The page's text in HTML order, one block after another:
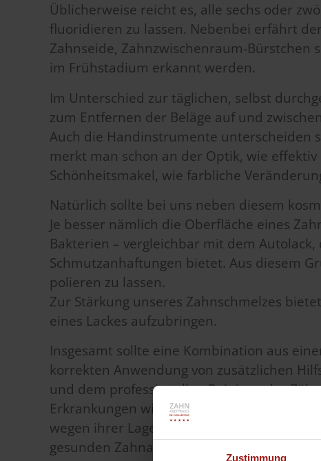
Zustimmung
Üblicherweise reicht es, alle sechs oder
fluoridieren zu lassen. Nebenbei erfährt
Zahnseide, Zahnzwischenraum-Bürstchen
im Frühstadium erkannt werden.
Im Unterschied zur täglichen, selbst
zum Entfernen der Beläge auf und
Auch die Handinstrumente unterscheiden
merkt man schon an der Optik, wie
Schönheitsmakel, wie farbliche
Natürlich sollte bei uns neben diesem
Je besser nämlich die Oberfläche eines
Bakterien – vergleichbar mit dem
Schmutzanhaftungen bietet. Aus diesem
polieren zu lassen.
Zur Stärkung unseres Zahnschmelzes
eines Lackes aufzubringen.
Insgesamt sollte eine Kombination aus
korrekten Anwendung von zusätzlichen
und dem professionellen Reinigen der
Erkrankungen wie Karies oder
wegen ihrer Lage prädestiniert für die
gesunden Zahnapparat zu erhalten,